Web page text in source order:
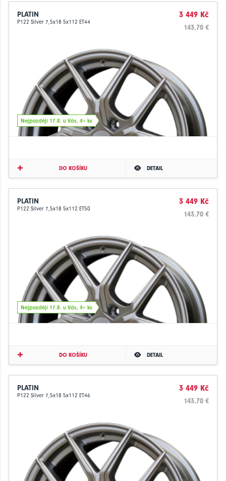
PLATIN
P122 Silver 7,5x18 5x112 ET44
3 449 Kč
143.70 €
Nejpozději 17.8. u Vás, 4+ ks
DO KOŠÍKU DETAIL
PLATIN
P122 Silver 7,5x18 5x112 ET50
3 449 Kč
143.70 €
Nejpozději 17.8. u Vás, 4+ ks
DO KOŠÍKU DETAIL
PLATIN
P122 Silver 7,5x18 5x112 ET46
3 449 Kč
143.70 €